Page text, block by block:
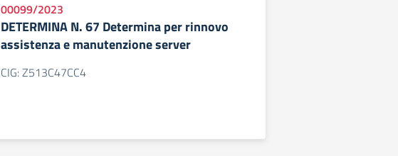
00099/2023
DETERMINA N. 67 Determina per rinnovo
assistenza e manutenzione server
CIG: Z513C47CC4